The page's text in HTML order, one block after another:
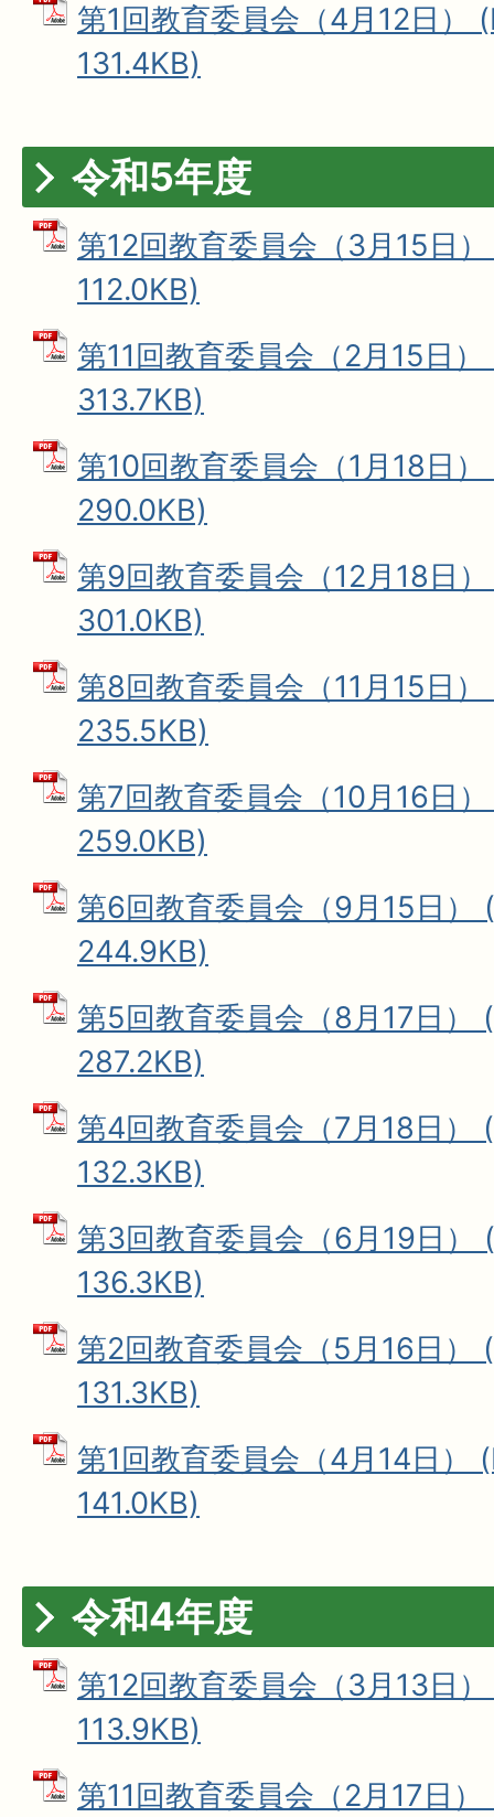
第1回教育委員会（4月12日）
131.4KB)
令和5年度
第12回教育委員会（3月15日
112.0KB)
第11回教育委員会（2月15日
313.7KB)
第10回教育委員会（1月18日
290.0KB)
第9回教育委員会（12月18日
301.0KB)
第8回教育委員会（11月15日
235.5KB)
第7回教育委員会（10月16日
259.0KB)
第6回教育委員会（9月15日）
244.9KB)
第5回教育委員会（8月17日）
287.2KB)
第4回教育委員会（7月18日）
132.3KB)
第3回教育委員会（6月19日）
136.3KB)
第2回教育委員会（5月16日）
131.3KB)
第1回教育委員会（4月14日）
141.0KB)
令和4年度
第12回教育委員会（3月13日
113.9KB)
第11回教育委員会（2月17日